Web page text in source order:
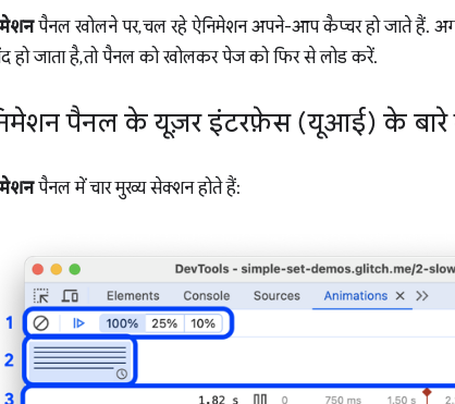
पैनल खोलने पर, चल रहे ऐनिमेशन अपने-आप कैप्चर हो जाते हैं. अगर
हो जाता है, तो पैनल को खोलकर पेज को फिर से लोड करें.
पैनल के यूज़र इंटरफ़ेस (यूआई) के बारे
पैनल में चार मुख्य सेक्शन होते हैं: